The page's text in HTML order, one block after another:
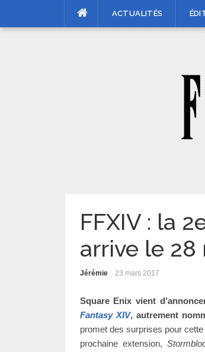
content
ACTUALITÉS
FFXIV : la
arrive le 28
Jérémie 23 mars 2017
Square Enix vient
Fantasy XIV, autrement
promet des surprises pour
prochaine extension,